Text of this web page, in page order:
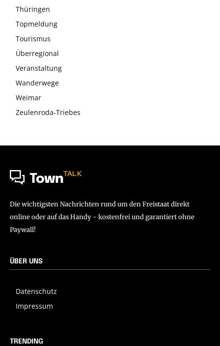
Thüringen
Topmeldung
Tourismus
Überregional
Veranstaltung
Wanderwege
Weimar
Zeulenroda-Triebes
TownTALK
Die wichtigsten Nachrichten rund um den Freistaat direkt
online oder auf das Handy - kostenfrei und garantiert ohne
Paywall!
ÜBER UNS
Datenschutz
Impressum
TRENDING